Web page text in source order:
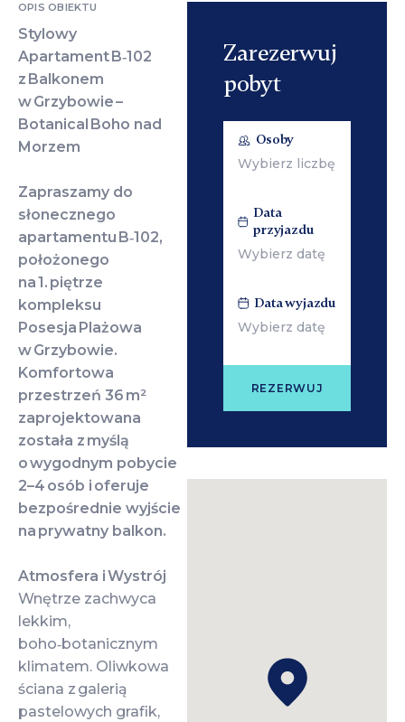
OPIS OBIEKTU
Stylowy
Apartament B‑102
z Balkonem
w Grzybowie –
Botanical Boho nad
Morzem
Zapraszamy do
słonecznego
apartamentu B‑102,
położonego
na 1. piętrze
kompleksu
Posesja Plażowa
w Grzybowie.
Komfortowa
przestrzeń 36 m²
zaprojektowana
została z myślą
o wygodnym pobycie
2–4 osób i oferuje
bezpośrednie wyjście
na prywatny balkon.
Atmosfera i Wystrój
Wnętrze zachwyca
lekkim,
boho‑botanicznym
klimatem. Oliwkowa
ściana z galerią
pastelowych grafik,
Zarezerwuj
pobyt
Osoby
Data
przyjazdu
Data wyjazdu
REZERWUJ